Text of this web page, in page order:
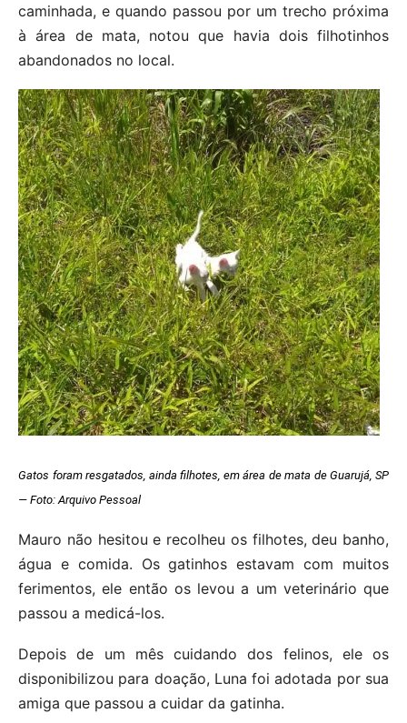
caminhada, e quando passou por um trecho próxima
à área de mata, notou que havia dois filhotinhos
abandonados no local.
Gatos foram resgatados, ainda filhotes, em área de mata de Guarujá, SP
— Foto: Arquivo Pessoal
Mauro não hesitou e recolheu os filhotes, deu banho,
água e comida. Os gatinhos estavam com muitos
ferimentos, ele então os levou a um veterinário que
passou a medicá-los.
Depois de um mês cuidando dos felinos, ele os
disponibilizou para doação, Luna foi adotada por sua
amiga que passou a cuidar da gatinha.